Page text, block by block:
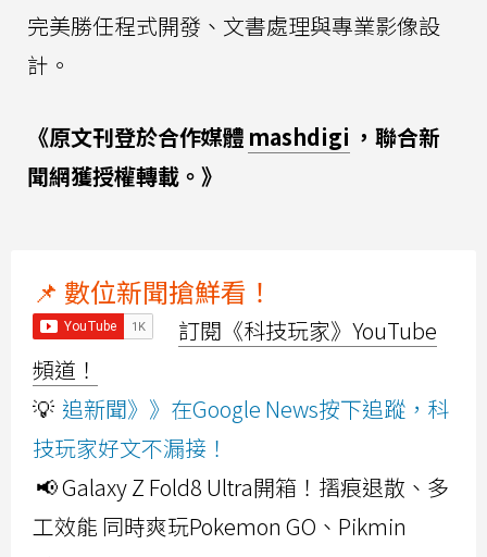
完美勝任程式開發、文書處理與專業影像設
計。
《原文刊登於合作媒體 mashdigi ，聯合新
聞網獲授權轉載。》
📌 數位新聞搶鮮看！
訂閱《科技玩家》YouTube
頻道！
💡 追新聞》》在Google News按下追蹤，科
技玩家好文不漏接！
📢 Galaxy Z Fold8 Ultra開箱！摺痕退散、多
工效能 同時爽玩Pokemon GO、Pikmin